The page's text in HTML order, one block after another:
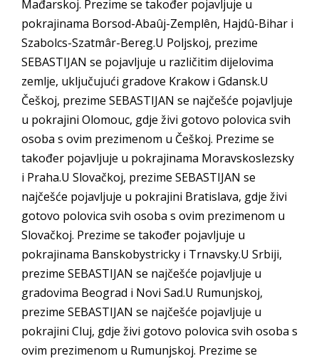
Mađarskoj. Prezime se također pojavljuje u
pokrajinama Borsod-Abaûj-Zemplên, Hajdû-Bihar i
Szabolcs-Szatmâr-Bereg.U Poljskoj, prezime
SEBASTIJAN se pojavljuje u različitim dijelovima
zemlje, uključujući gradove Krakow i Gdansk.U
Češkoj, prezime SEBASTIJAN se najčešće pojavljuje
u pokrajini Olomouc, gdje živi gotovo polovica svih
osoba s ovim prezimenom u Češkoj. Prezime se
također pojavljuje u pokrajinama Moravskoslezsky
i Praha.U Slovačkoj, prezime SEBASTIJAN se
najčešće pojavljuje u pokrajini Bratislava, gdje živi
gotovo polovica svih osoba s ovim prezimenom u
Slovačkoj. Prezime se također pojavljuje u
pokrajinama Banskobystricky i Trnavsky.U Srbiji,
prezime SEBASTIJAN se najčešće pojavljuje u
gradovima Beograd i Novi Sad.U Rumunjskoj,
prezime SEBASTIJAN se najčešće pojavljuje u
pokrajini Cluj, gdje živi gotovo polovica svih osoba s
ovim prezimenom u Rumunjskoj. Prezime se